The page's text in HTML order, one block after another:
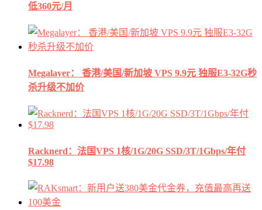
低360元/月
Megalayer： 香港/美国/新加坡 VPS 9.9元 独服E3-32G秒
杀升级不加价
Racknerd：法国VPS 1核/1G/20G SSD/3T/1Gbps/年付
$17.98